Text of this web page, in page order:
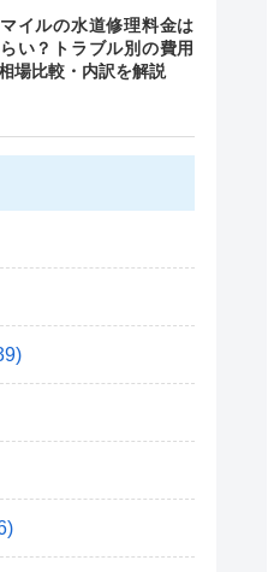
イルの水道修理料金は
い？トラブル別の費用
場比較・内訳を解説